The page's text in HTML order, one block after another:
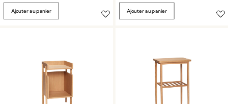
Ajouter au panier Ajouter au panier